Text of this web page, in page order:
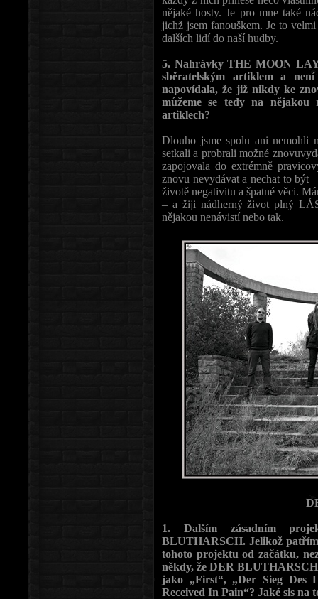
nějaké hosty. Je pro mne také
jichž jsem fanouškem. Je to
dalších lidí do naší hudby.
5. Nahrávky THE MOON
sběratelským artiklem a
napovídala, že již nikdy ke
můžeme se tedy na
artiklech?
Dlouho jsme spolu ani nemohli
setkali a probrali možné
zapojovala do extrémně
znovu nevydávat a nechat to být
životě negativitu a špatné věci.
– a žiji nádherný život plný
nějakou nenávistí nebo tak.
1. Dalším zásadním
BLUTHARSCH. Jelikož
tohoto projektu od začátku,
někdy, že DER
jako „First“, „Der Sieg Des
Received In Pain“? Jaké sis na